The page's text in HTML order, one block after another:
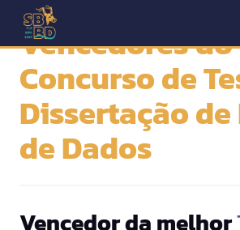
Vencedores do
Concurso de
Dissertação
de Dados
Vencedor da melhor